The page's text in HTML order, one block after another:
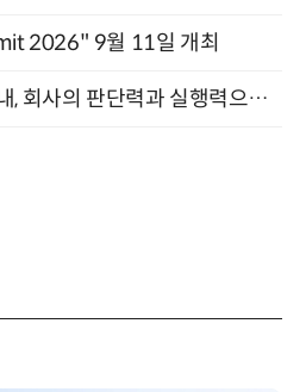
2026" 9월 11일 개최
“문서에 묻힌 지식을 꺼내, 회사의 판단력과 실행력으로 바꾸다” (8/20)